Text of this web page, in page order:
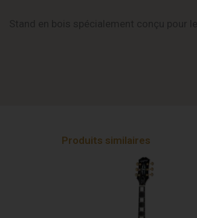
Produits similaires